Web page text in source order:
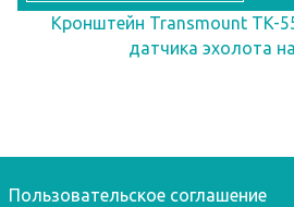
Кронштейн Transmount TK-
датчика эхолота
Пользовательское соглашение